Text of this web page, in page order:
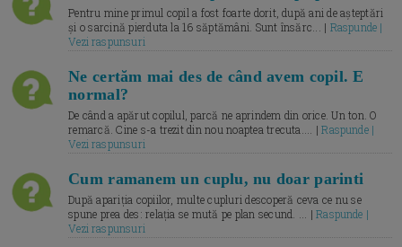
Pentru mine primul copil a fost foarte dorit, după ani de așteptări
și o sarcină pierduta la 16 săptămâni. Sunt însărc... | Raspunde |
Vezi raspunsuri
Ne certăm mai des de când avem copil. E
normal?
De când a apărut copilul, parcă ne aprindem din orice. Un ton. O
remarcă. Cine s-a trezit din nou noaptea trecuta.... |Raspunde |
Vezi raspunsuri
Cum ramanem un cuplu, nu doar parinti
După apariția copiilor, multe cupluri descoperă ceva ce nu se
spune prea des: relația se mută pe plan secund. ... |Raspunde |
Vezi raspunsuri